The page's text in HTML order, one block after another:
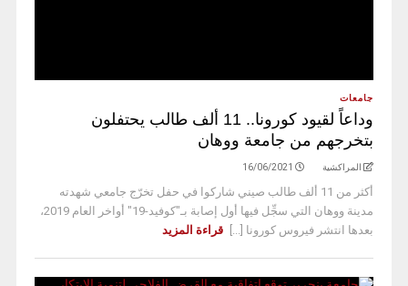
جامعات
وداعاً لقيود كورونا.. 11 ألف طالب يحتفلون
بتخرجهم من جامعة ووهان
المراكشية 16/06/2021
أكثر من 11 ألف طالب صيني شاركوا في حفل تخرّج جامعي شهدته
مدينة ووهان التي سجِّل فيها أول إصابة بـ"كوفيد-19" أواخر العام 2019،
بعدها انتشر فيروس كورونا [...]
قراءة المزيد